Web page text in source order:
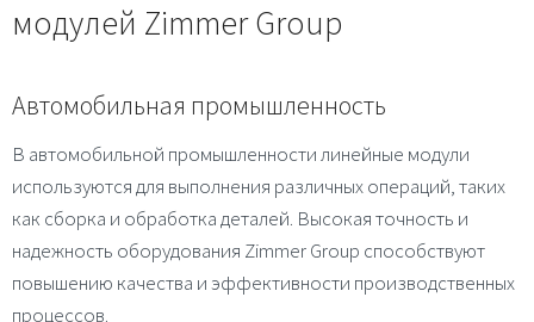
модулей Zimmer Group
Автомобильная промышленность
В автомобильной промышленности линейные модули
используются для выполнения различных операций, таких
как сборка и обработка деталей. Высокая точность и
надежность оборудования Zimmer Group способствуют
повышению качества и эффективности производственных
процессов.